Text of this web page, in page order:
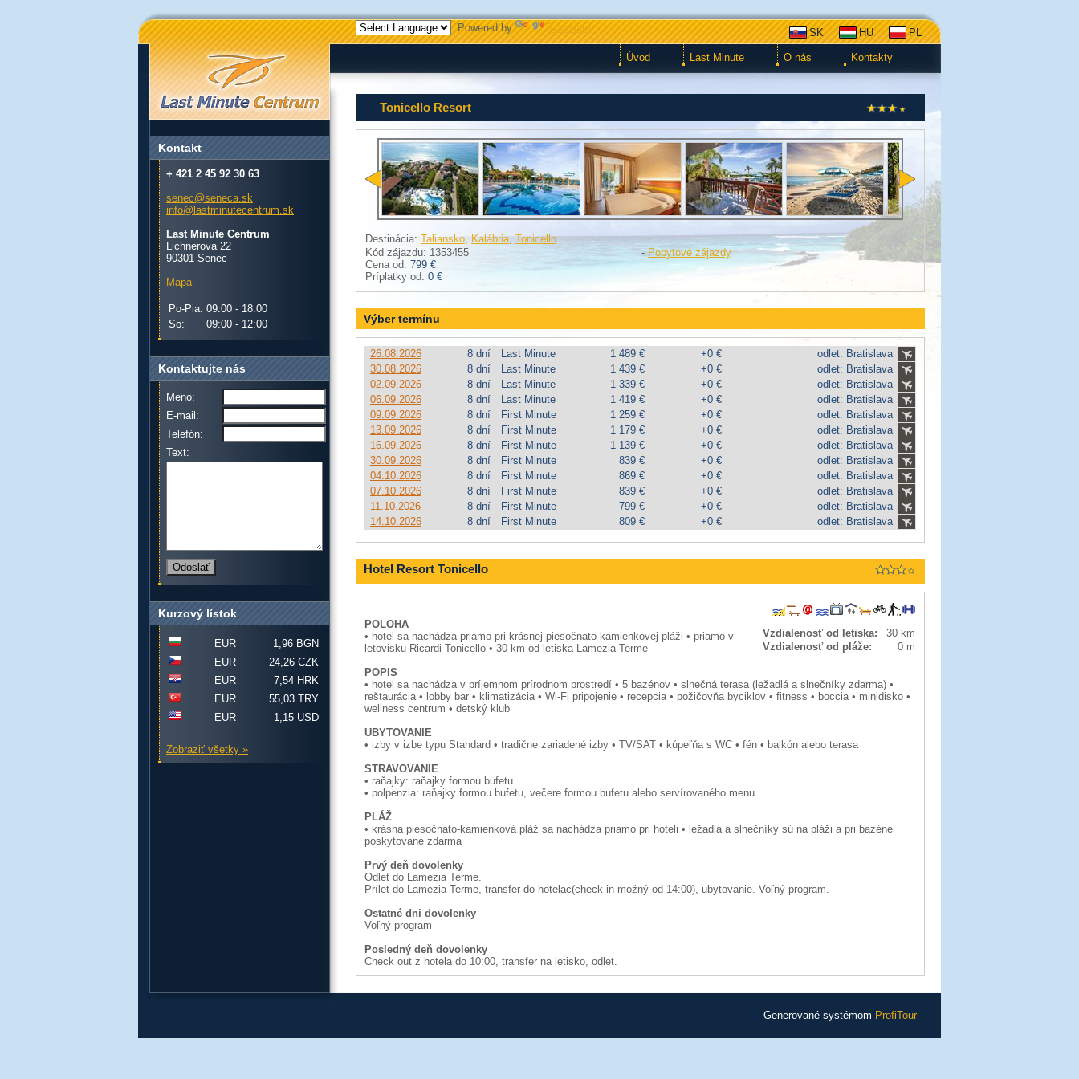
Powered by Translate SK HU PL
Úvod Last Minute O nás Kontakty
Tonicello Resort
Destinácia: Taliansko, Kalábria, Tonicello
Kód zájazdu: 1353455
Cena od: 799 €
Príplatky od: 0 €
- Pobytové zájazdy
Výber termínu
26.08.2026 8 dní Last Minute 1 489 € +0 €
odlet: Bratislava
30.08.2026
8 dní Last Minute 1 439 € +0 €
odlet: Bratislava
02.09.2026
8 dní Last Minute 1 339 € +0 €
odlet: Bratislava
06.09.2026
8 dní Last Minute 1 419 € +0 €
odlet: Bratislava
09.09.2026
8 dní First Minute 1 259 € +0 €
odlet: Bratislava
13.09.2026
8 dní First Minute 1 179 € +0 €
odlet: Bratislava
16.09.2026
8 dní First Minute 1 139 € +0 €
odlet: Bratislava
30.09.2026
8 dní First Minute 839 € +0 €
odlet: Bratislava
04.10.2026
8 dní First Minute 869 € +0 €
odlet: Bratislava
07.10.2026
8 dní First Minute 839 € +0 €
odlet: Bratislava
11.10.2026
8 dní First Minute 799 € +0 €
odlet: Bratislava
14.10.2026
8 dní First Minute 809 € +0 € odlet: Bratislava
Hotel Resort Tonicello
Vzdialenosť od letiska:
30 km
Vzdialenosť od pláže:
0 m
POLOHA
• hotel sa nachádza priamo pri krásnej piesočnato-kamienkovej pláži • priamo v
letovisku Ricardi Tonicello • 30 km od letiska Lamezia Terme
POPIS
• hotel sa nachádza v príjemnom prírodnom prostredí • 5 bazénov • slnečná terasa (ležadlá a slnečníky zdarma) •
reštaurácia • lobby bar • klimatizácia • Wi-Fi pripojenie • recepcia • požičovňa byciklov • fitness • boccia • minidisko •
wellness centrum • detský klub
UBYTOVANIE
• izby v izbe typu Standard • tradične zariadené izby • TV/SAT • kúpeľňa s WC • fén • balkón alebo terasa
STRAVOVANIE
• raňajky: raňajky formou bufetu
• polpenzia: raňajky formou bufetu, večere formou bufetu alebo servírovaného menu
PLÁŽ
• krásna piesočnato-kamienková pláž sa nachádza priamo pri hoteli • ležadlá a slnečníky sú na pláži a pri bazéne
poskytované zdarma
Prvý deň dovolenky
Odlet do Lamezia Terme.
Prílet do Lamezia Terme, transfer do hotelac(check in možný od 14:00), ubytovanie. Voľný program.
Ostatné dni dovolenky
Voľný program
Posledný deň dovolenky
Check out z hotela do 10:00, transfer na letisko, odlet.
Kontakt
+ 421 2 45 92 30 63
senec@seneca.sk
info@lastminutecentrum.sk
Last Minute Centrum
Lichnerova 22
90301 Senec
Mapa
Po-Pia: 09:00 - 18:00
So:
09:00 - 12:00
Kontaktujte nás
Meno:
E-mail:
Telefón:
Text:
Kurzový lístok
EUR
1,96 BGN
EUR
24,26 CZK
EUR
7,54 HRK
EUR
55,03 TRY
EUR
1,15 USD
Zobraziť všetky »
Generované systémom ProfiTour